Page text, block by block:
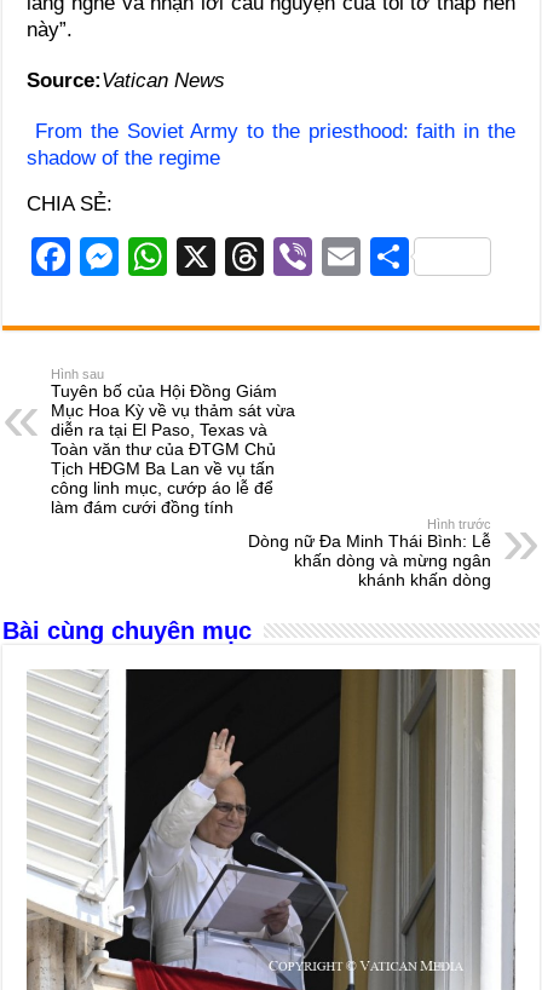
này”.
Source:Vatican News
From the Soviet Army to the priesthood: faith in the
shadow of the regime
CHIA SẺ:
F
c
e
b
o
o
k
M
ss
e
n
g
er
W
at
A
p
p
X
T
e
d
s
Vi
er
E
ail
S
ar
Hình sau
Tuyên bố của Hội Đồng Giám
Mục Hoa Kỳ về vụ thảm sát vừa
diễn ra tại El Paso, Texas và
Toàn văn thư của ĐTGM Chủ
Tịch HĐGM Ba Lan về vụ tấn
công linh mục, cướp áo lễ để
làm đám cưới đồng tính
Hình trước
Dòng nữ Đa Minh Thái Bình: Lễ
khấn dòng và mừng ngân
khánh khấn dòng
Bài cùng chuyên mục